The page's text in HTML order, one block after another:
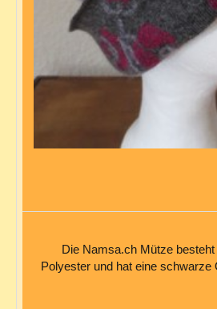
Die Namsa.ch Mütze
Polyester und hat eine schwarze